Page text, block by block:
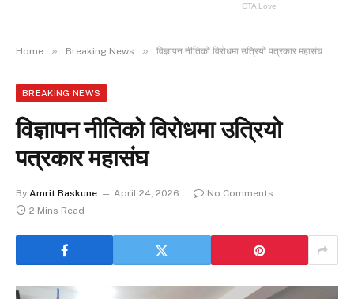
Home » Breaking News » विज्ञापन नीतिको विरोधमा उत्रियो पत्रकार महासंघ
BREAKING NEWS
विज्ञापन नीतिको विरोधमा उत्रियो
पत्रकार महासंघ
By Amrit Baskune April 24, 2026
No Comments
2 Mins Read